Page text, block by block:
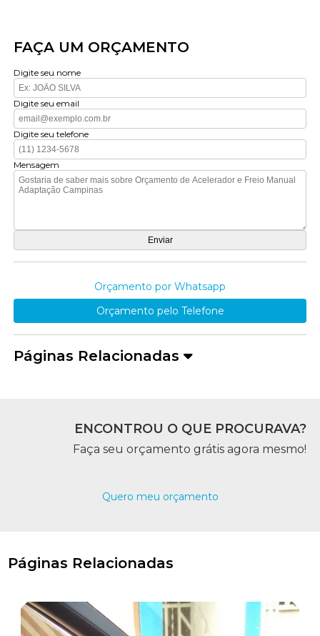
FAÇA UM ORÇAMENTO
Digite seu nome
Digite seu email
Digite seu telefone
Mensagem
Orçamento por Whatsapp
Orçamento pelo Telefone
Páginas Relacionadas
ENCONTROU O QUE PROCURAVA?
Faça seu orçamento grátis agora mesmo!
Quero meu orçamento
Páginas Relacionadas